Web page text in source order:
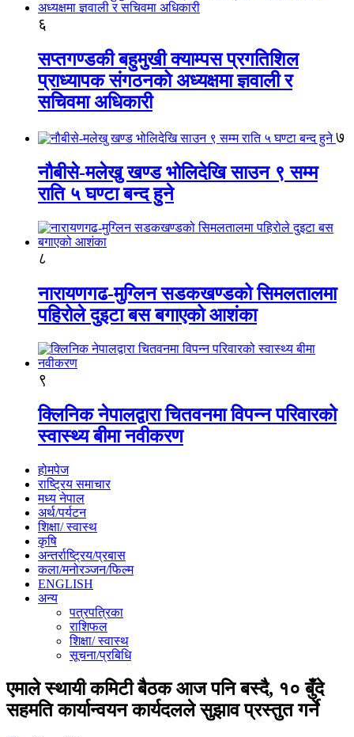
६
सप्तगण्डकी बहुमुखी क्याम्पस प्रगतिशिल
प्राध्यापक संगठनको अध्यक्षमा ज्ञवाली र
सचिवमा अधिकारी
७
नौबीसे-मलेखु खण्ड भोलिदेखि साउन ९ सम्म
राति ५ घण्टा बन्द हुने
८
नारायणगढ-मुग्लिन सडकखण्डको सिमलतालमा
पहिरोले दुइटा बस बगाएको आशंका
९
क्लिनिक नेपालद्वारा चितवनमा विपन्न परिवारको
स्वास्थ्य बीमा नवीकरण
होमपेज
राष्ट्रिय समाचार
मध्य नेपाल
अर्थ/पर्यटन
शिक्षा/ स्वास्थ
कृषि
अन्तर्राष्ट्रिय/प्रबास
कला/मनोरञ्जन/फिल्म
ENGLISH
अन्य
पत्रपत्रिका
राशिफल
शिक्षा/ स्वास्थ
सूचना/प्रबिधि
एमाले स्थायी कमिटी बैठक आज पनि बस्दै, १० बुँदे
सहमति कार्यान्वयन कार्यदलले सुझाव प्रस्तुत गर्ने